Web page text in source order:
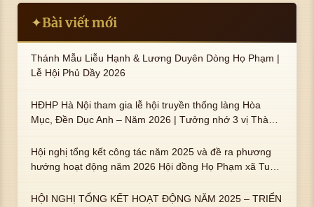
✦Bài viết mới
Thánh Mẫu Liễu Hạnh & Lương Duyên Dòng Họ Phạm |
Lễ Hội Phủ Dầy 2026
HĐHP Hà Nội tham gia lễ hội truyền thống làng Hòa
Mục, Đền Dục Anh – Năm 2026 | Tưởng nhớ 3 vị Thành
trai : ngài Phạm Huy, Phạm Miện
Hội nghị tổng kết công tác năm 2025 và đề ra phương
hướng hoạt động năm 2026 Hội đồng Họ Phạm xã Tuy
HỘI NGHỊ TỔNG KẾT HOẠT ĐỘNG NĂM 2025 – TRIỂN